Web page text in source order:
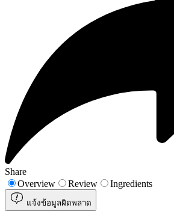
Share
Overview
Review Ingredients
แจ้งข้อมูลผิดพลาด